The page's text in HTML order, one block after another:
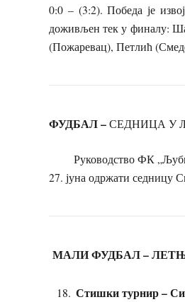
0:0 – (3:2). Победа је
доживљен тек у финалу:
(Пожаревац), Петлић
ФУДБАЛ –СЕДНИЦА У
Руководство ФК
27. јуна одржати седницу
МАЛИ ФУДБАЛ –
Стишки турнир –